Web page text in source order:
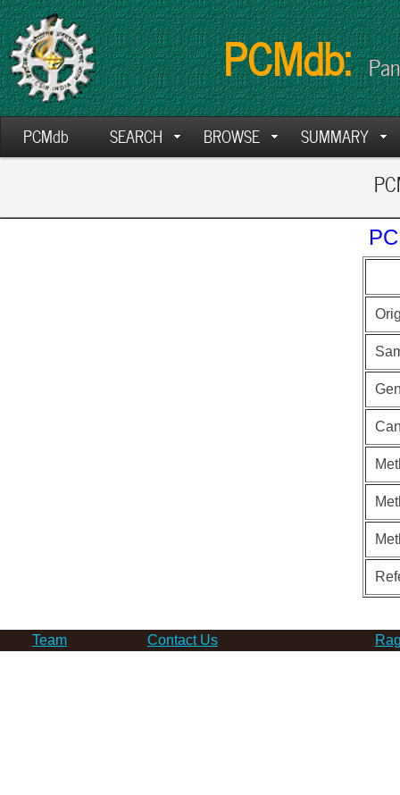
PCMdb:
PCMdb SEARCH BROWSE SUMMARY
Team Contact Us